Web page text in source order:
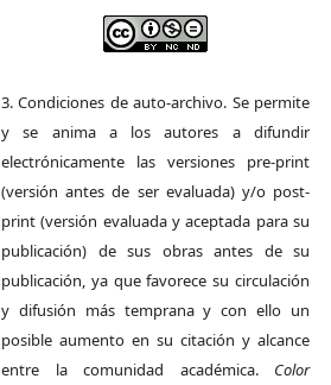
3. Condiciones de auto-archivo. Se permite
y se anima a los autores a difundir
electrónicamente las versiones pre-print
(versión antes de ser evaluada) y/o post-
print (versión evaluada y aceptada para su
publicación) de sus obras antes de su
publicación, ya que favorece su circulación
y difusión más temprana y con ello un
posible aumento en su citación y alcance
entre la comunidad académica. Color